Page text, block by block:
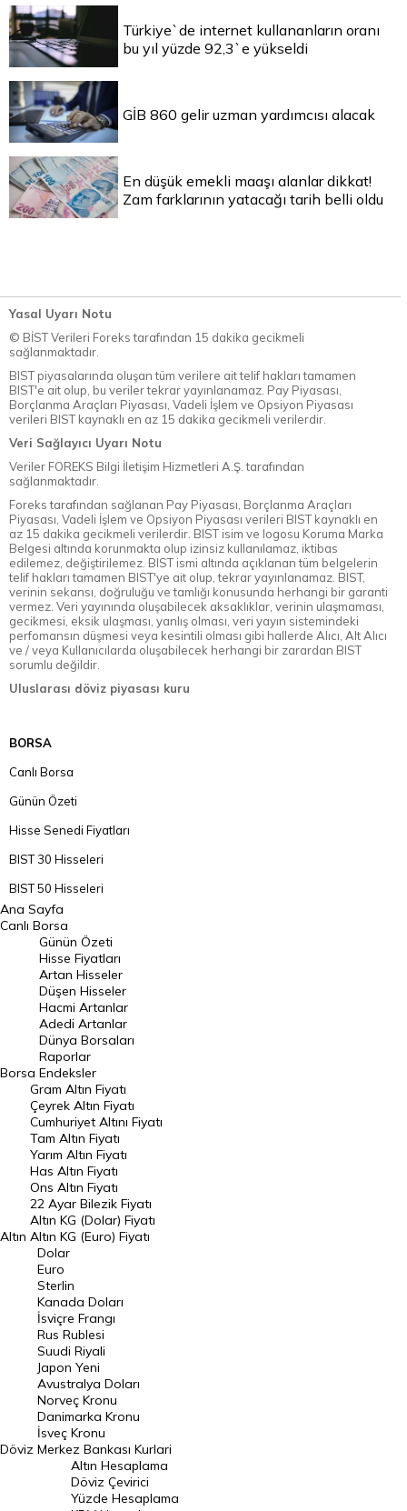
Türkiye`de internet kullananların oranı
bu yıl yüzde 92,3`e yükseldi
GİB 860 gelir uzman yardımcısı alacak
En düşük emekli maaşı alanlar dikkat!
Zam farklarının yatacağı tarih belli oldu
Yasal Uyarı Notu
© BİST Verileri Foreks tarafından 15 dakika gecikmeli
sağlanmaktadır.
BIST piyasalarında oluşan tüm verilere ait telif hakları tamamen
BIST'e ait olup, bu veriler tekrar yayınlanamaz. Pay Piyasası,
Borçlanma Araçları Piyasası, Vadeli İşlem ve Opsiyon Piyasası
verileri BIST kaynaklı en az 15 dakika gecikmeli verilerdir.
Veri Sağlayıcı Uyarı Notu
Veriler FOREKS Bilgi İletişim Hizmetleri A.Ş. tarafından
sağlanmaktadır.
Foreks tarafından sağlanan Pay Piyasası, Borçlanma Araçları
Piyasası, Vadeli İşlem ve Opsiyon Piyasası verileri BIST kaynaklı en
az 15 dakika gecikmeli verilerdir. BIST isim ve logosu Koruma Marka
Belgesi altında korunmakta olup izinsiz kullanılamaz, iktibas
edilemez, değiştirilemez. BIST ismi altında açıklanan tüm belgelerin
telif hakları tamamen BIST'ye ait olup, tekrar yayınlanamaz. BIST,
verinin sekansı, doğruluğu ve tamlığı konusunda herhangi bir garanti
vermez. Veri yayınında oluşabilecek aksaklıklar, verinin ulaşmaması,
gecikmesi, eksik ulaşması, yanlış olması, veri yayın sistemindeki
perfomansın düşmesi veya kesintili olması gibi hallerde Alıcı, Alt Alıcı
ve / veya Kullanıcılarda oluşabilecek herhangi bir zarardan BIST
sorumlu değildir.
Uluslarası döviz piyasası kuru
BORSA
Canlı Borsa
Günün Özeti
Hisse Senedi Fiyatları
BIST 30 Hisseleri
BIST 50 Hisseleri
BIST 100 Hisseleri
En Çok Artan Hisseler
En Çok Düşen Hisseler
Hacmi Artanlar
Geçmiş Kapanışlar
Dünya Borsaları
Raporlar
Endeksler
DÖVİZ
Döviz Kuru
Dolar Kuru
Euro Kuru
Pound Kuru
Frank Kuru
Riyal Kuru
Avustralya Doları
Danimarka Kronu Kuru
Kanada Doları Kuru
Norveç Kronu Kuru
İsveç Kronu Kuru
Ana Sayfa
Canlı Borsa
Borsa
Günün Özeti
Hisse Fiyatları
Artan Hisseler
Düşen Hisseler
Hacmi Artanlar
Adedi Artanlar
Dünya Borsaları
Raporlar
Endeksler
Altın
Gram Altın Fiyatı
Çeyrek Altın Fiyatı
Cumhuriyet Altını Fiyatı
Tam Altın Fiyatı
Yarım Altın Fiyatı
Has Altın Fiyatı
Ons Altın Fiyatı
22 Ayar Bilezik Fiyatı
Altın KG (Dolar) Fiyatı
Altın KG (Euro) Fiyatı
Döviz
Dolar
Euro
Sterlin
Kanada Doları
İsviçre Frangı
Rus Rublesi
Suudi Riyali
Japon Yeni
Avustralya Doları
Norveç Kronu
Danimarka Kronu
İsveç Kronu
Merkez Bankası Kurlari
Altın Hesaplama
Döviz Çevirici
Yüzde Hesaplama